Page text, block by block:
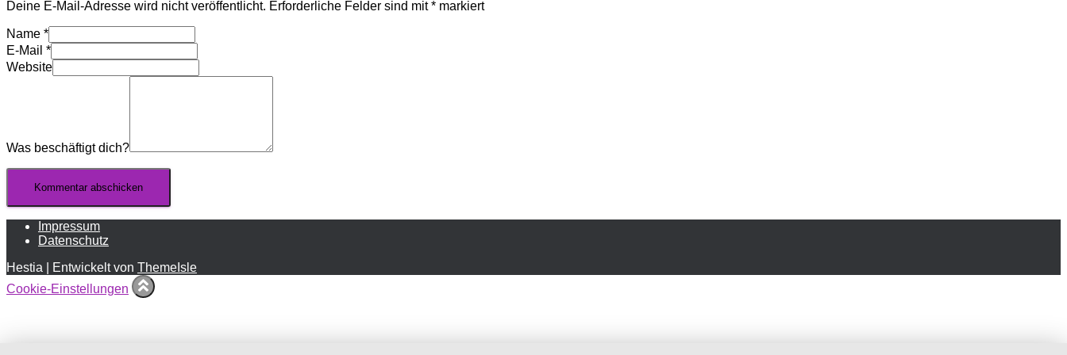
Deine E-Mail-Adresse wird nicht veröffentlicht. Erforderliche Felder sind mit* markiert
Name *
E-Mail *
Website
Was beschäftigt dich?
Impressum
Datenschutz
Hestia | Entwickelt von ThemeIsle
Cookie-Einstellungen